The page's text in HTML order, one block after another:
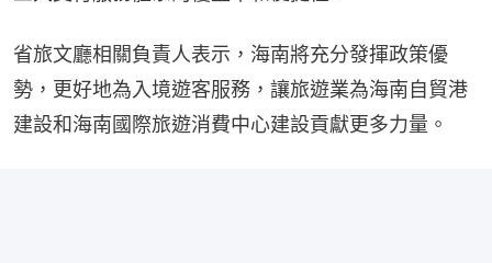
省旅文廳相關負責人表示，海南將充分發揮政策優
勢，更好地為入境遊客服務，讓旅遊業為海南自貿港
建設和海南國際旅遊消費中心建設貢獻更多力量。